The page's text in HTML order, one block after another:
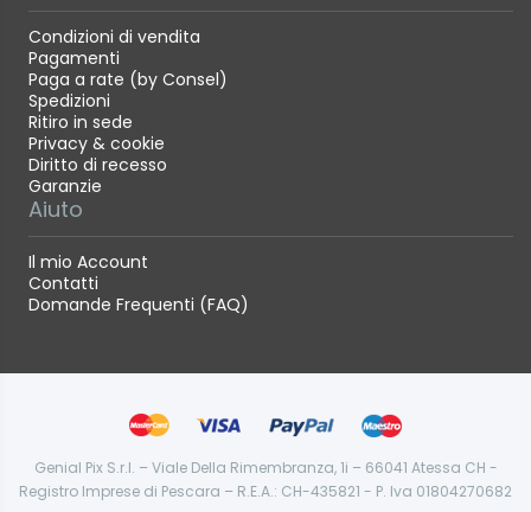
Condizioni di vendita
Pagamenti
Paga a rate (by Consel)
Spedizioni
Ritiro in sede
Privacy & cookie
Diritto di recesso
Garanzie
Aiuto
Il mio Account
Contatti
Domande Frequenti (FAQ)
Genial Pix S.r.l. – Viale Della Rimembranza, 1i – 66041 Atessa CH -
Registro Imprese di Pescara – R.E.A.: CH-435821 - P. Iva 01804270682